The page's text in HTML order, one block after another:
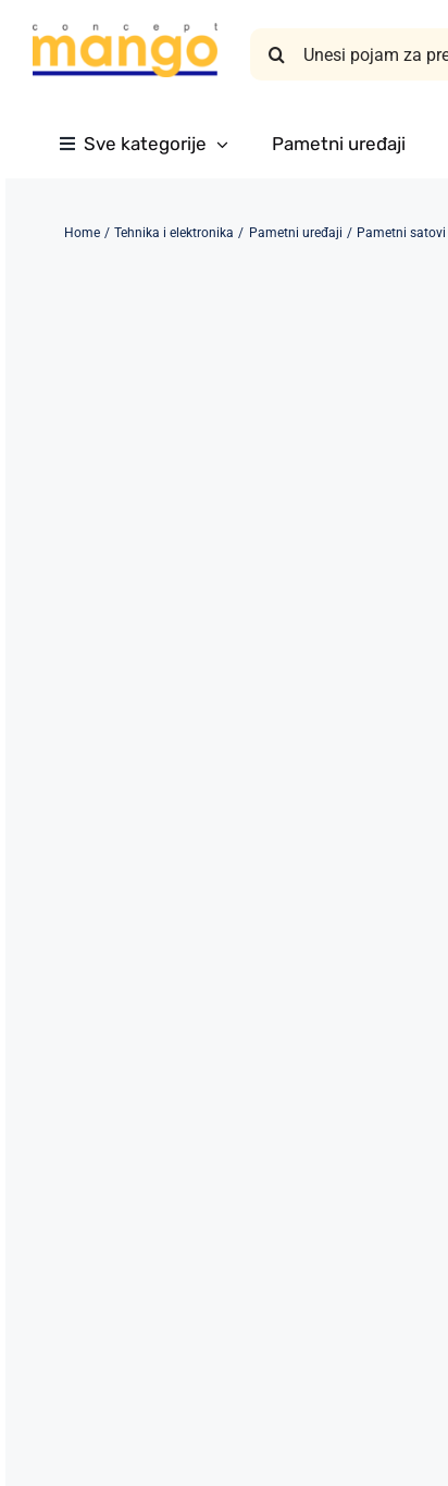
content
Search
Sve kategorije Pametni uređaji
Home Tehnika i elektronika Pametni uređaji Pametni satovi